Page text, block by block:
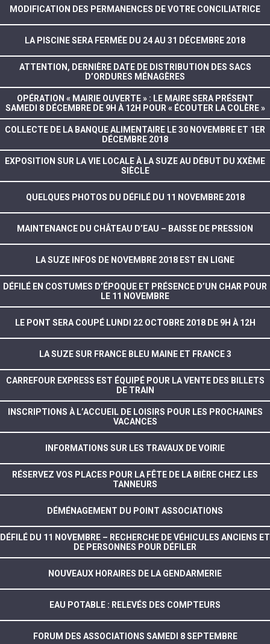
MODIFICATION DES PERMANENCES DE VOTRE CONCILIATRICE
LA PISCINE SERA FERMÉE DU 24 AU 31 DÉCEMBRE 2018
ATTENTION, DERNIÈRE DATE DE DISTRIBUTION DES SACS
D’ORDURES MÉNAGÈRES
OPÉRATION « MAIRIE OUVERTE » : LE MAIRE SERA PRÉSENT
SAMEDI 8 DÉCEMBRE DE 9H À 12H POUR « ÉCOUTER LA COLÈRE »
COLLECTE DE LA BANQUE ALIMENTAIRE LE 30 NOVEMBRE ET 1ER
DÉCEMBRE 2018
EXPOSITION SUR LA VIE LOCALE À LA SUZE AU DÉBUT DU XXÈME
SIÈCLE
QUELQUES PHOTOS DU DÉFILÉ DU 11 NOVEMBRE 2018
MAINTENANCE DU CHÂTEAU D’EAU – BAISSE DE PRESSION
LA SUZE INFOS DE NOVEMBRE 2018 EST EN LIGNE
DÉFILÉ EN COSTUMES D’ÉPOQUE ET PRÉSENCE D’UN CHAR POUR
LE 11 NOVEMBRE
LE PONT SERA COUPÉ LUNDI 22 OCTOBRE 2018 DE 9H À 12H
LA SUZE SUR FRANCE BLEU MAINE ET FRANCE 3
CARREFOUR EXPRESS EST ÉQUIPÉ POUR LA VENTE DES BILLETS
DE TRAIN
INSCRIPTIONS À L’ACCUEIL DE LOISIRS POUR LES PROCHAINES
VACANCES
INFORMATIONS SUR LES TRAVAUX DE VOIRIE
RÉSERVEZ VOS PLACES POUR LA FÊTE DE LA BIÈRE CHEZ LES
TANNEURS
DÉMÉNAGEMENT DU POINT ASSOCIATIONS
DÉFILÉ DU 11 NOVEMBRE – RECHERCHE DE VÉHICULES ANCIENS ET
DE PERSONNES POUR DÉFILER
NOUVEAUX HORAIRES DE LA GENDARMERIE
EAU POTABLE : RELEVÉS DES COMPTEURS
FORUM DES ASSOCIATIONS SAMEDI 8 SEPTEMBRE